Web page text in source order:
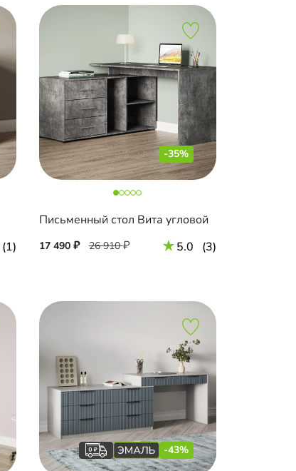
(1)
-35%
Письменный стол Вита угловой
17 490 26 910 5.0 (3)
-43%